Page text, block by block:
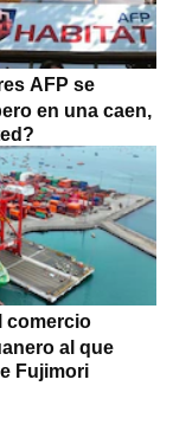
AFP se
en una caen,
comercio
al que
Fujimori